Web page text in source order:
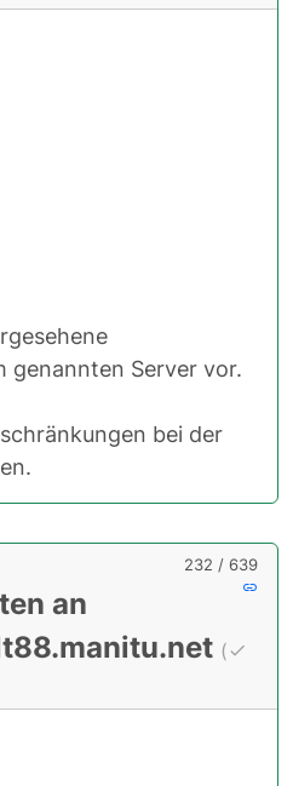
genannten Server vor.
bei der
232 / 639
an
(